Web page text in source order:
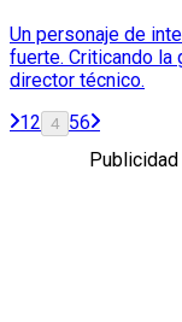
Un personaje de
fuerte. Criticando la
director técnico.
12 4 56
Publicidad